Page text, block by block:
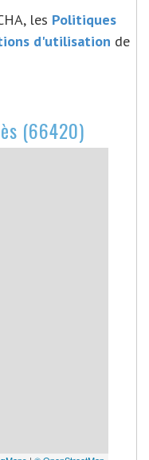
les Politiques
d'utilisation de
(66420)